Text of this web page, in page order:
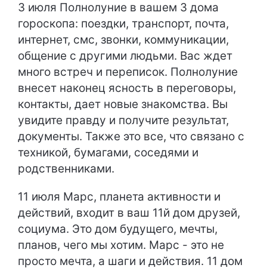
3 июля Полнолуние в вашем 3 дома
гороскопа: поездки, транспорт, почта,
интернет, смс, звонки, коммуникации,
общение с другими людьми. Вас ждет
много встреч и переписок. Полнолуние
внесет наконец ясность в переговоры,
контакты, дает новые знакомства. Вы
увидите правду и получите результат,
документы. Также это все, что связано с
техникой, бумагами, соседями и
родственниками.
11 июля Марс, планета активности и
действий, входит в ваш 11й дом друзей,
социума. Это дом будущего, мечты,
планов, чего мы хотим. Марс - это не
просто мечта, а шаги и действия. 11 дом